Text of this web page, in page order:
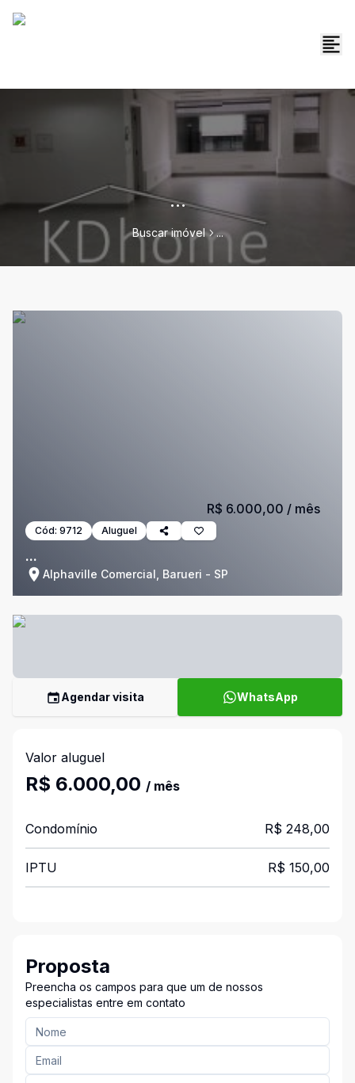
...
Buscar imóvel ...
Cód: 9712 Aluguel
...
Alphaville Comercial, Barueri - SP
R$ 6.000,00 / mês
Agendar visita WhatsApp
Valor aluguel
R$ 6.000,00 / mês
Condomínio R$ 248,00
IPTU R$ 150,00
Proposta
Preencha os campos para que um de nossos
especialistas entre em contato